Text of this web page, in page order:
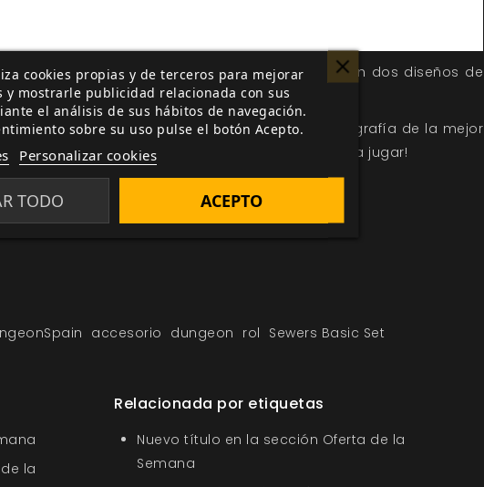
sets incluyen un tablero de papel de 170 g con dos diseños de
tipos de suelo diferentes.
partidas conDungeonSpain, productos de escenografía de la mejor
y cuidadosamente pintados, listos para ponerte a jugar!
accesorio dungeon rol Sewers Basic Set
la
Relacionada por etiquetas
Nuevo título en la sección Oferta de la
Semana
cookies propias y de terceros para mejorar
y mostrarle publicidad relacionada con sus
el análisis de sus hábitos de navegación.
sobre su uso pulse el botón Acepto.
Personalizar cookies
TODO ACEPTO